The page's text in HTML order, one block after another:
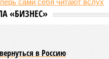
«БИЗНЕС»
в Россию